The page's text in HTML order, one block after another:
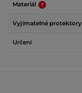
Materiál
Vyjímatelné protektory
Určení